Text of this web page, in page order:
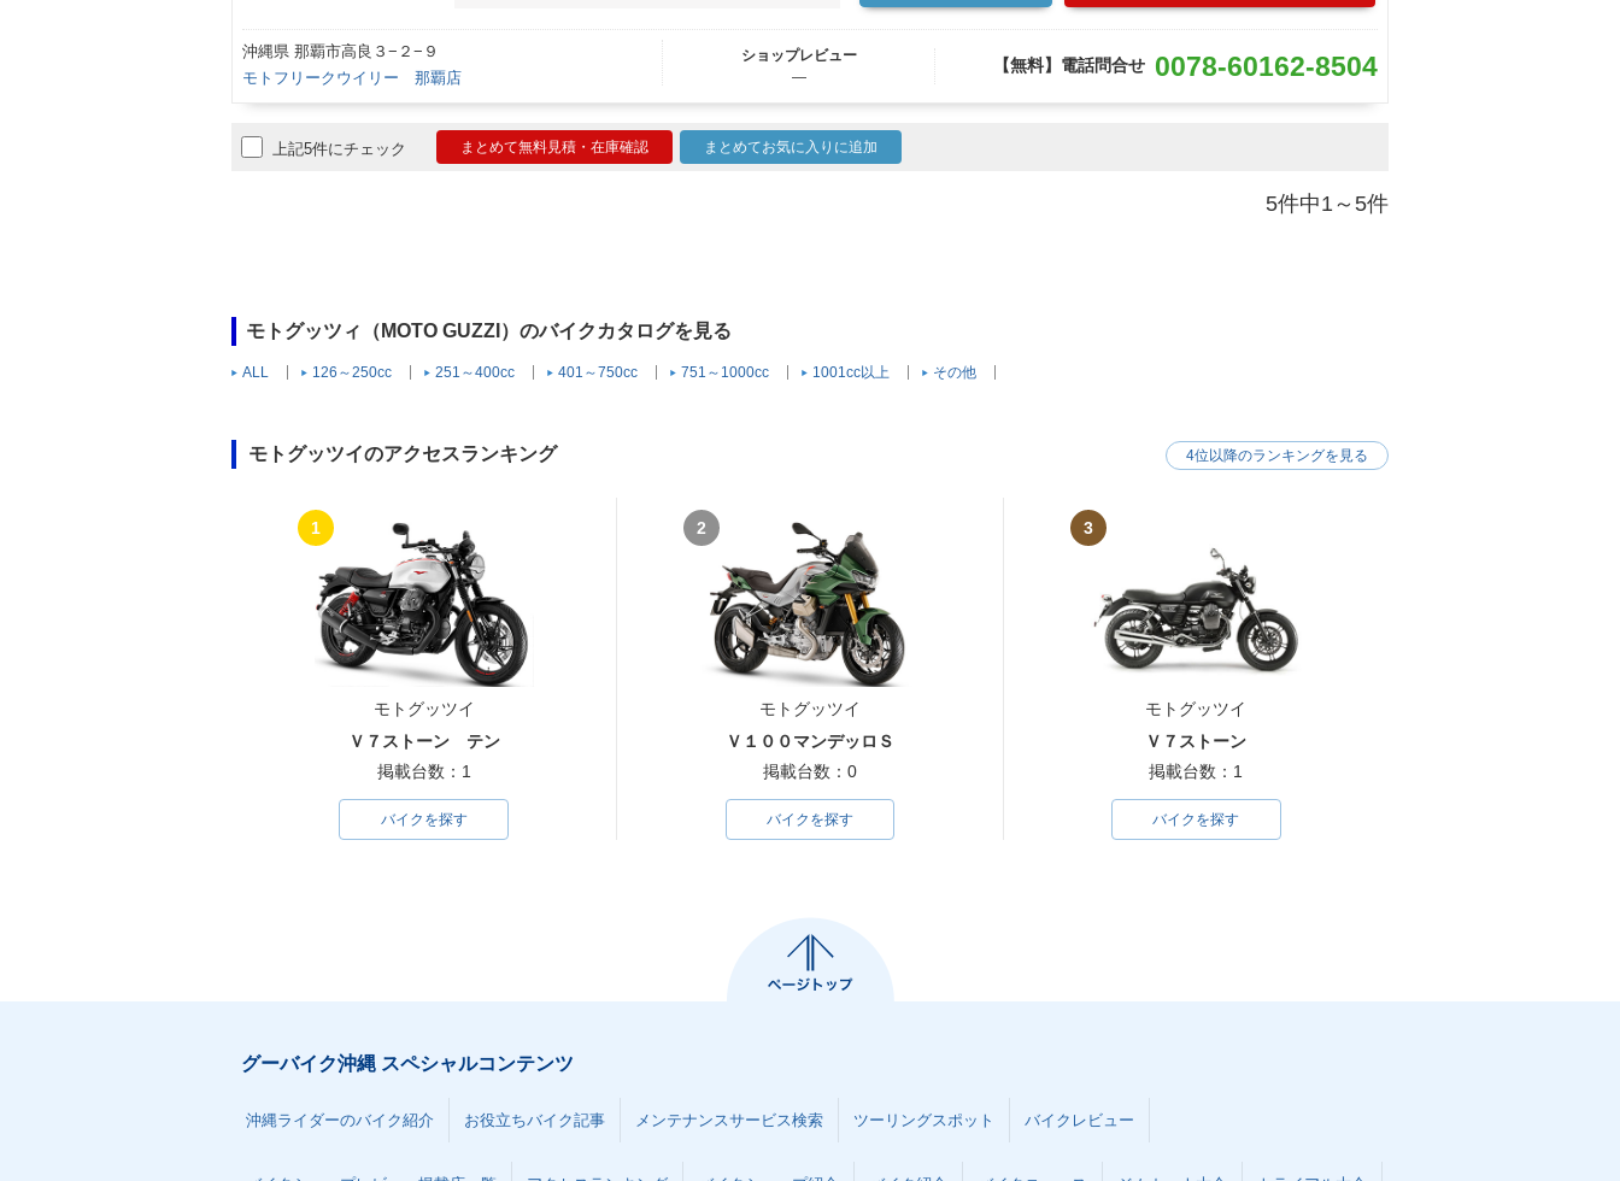
沖縄県 那覇市高良３−２−９
モトフリークウイリー 那覇店
ショップレビュー
―
【無料】電話問合せ 0078-60162-8504
上記5件にチェック まとめて無料見積・在庫確認 まとめてお気に入りに追加
5件中1～5件
モトグッツィ（MOTO GUZZI）のバイクカタログを見る
ALL 126～250cc 251～400cc 401～750cc 751～1000cc 1001cc以上 その他
モトグッツイのアクセスランキング
1
モトグッツイ
Ｖ７ストーン テン
掲載台数：1
バイクを探す
2
モトグッツイ
Ｖ１００マンデッロＳ
掲載台数：0
バイクを探す
3
モトグッツイ
Ｖ７ストーン
掲載台数：1
バイクを探す
4位以降のランキングを見る
グーバイク沖縄 スペシャルコンテンツ
沖縄ライダーのバイク紹介 お役立ちバイク記事 メンテナンスサービス検索 ツーリングスポット バイクレビュー